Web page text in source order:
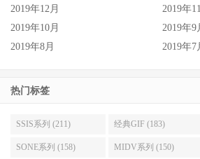
2019年12月
2019年
2019年10月
2019年9
2019年8月
2019年7
热门标签
SSIS系列 (211) 经典GIF (183)
SONE系列 (158) MIDV系列 (150)